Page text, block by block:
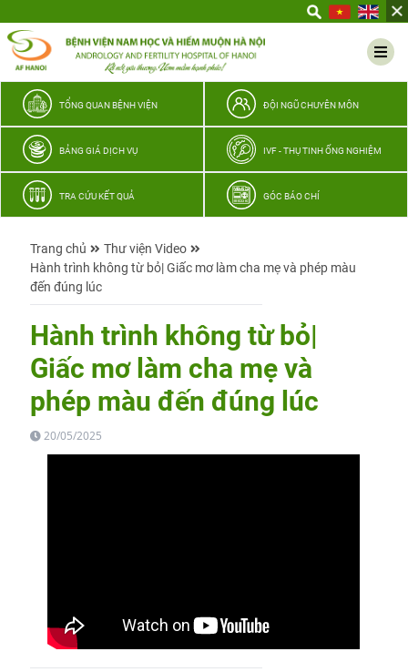
thương
TỔNG QUAN BỆNH VIỆN ĐỘI NGŨ CHUYÊN MÔN
BẢNG GIÁ DỊCH VỤ IVF - THỤ TINH ỐNG NGHIỆM
TRA CỨU KẾT QUẢ GÓC BÁO CHÍ
Trang chủ
Thư viện Video
Hành trình không từ bỏ| Giấc mơ làm cha mẹ và phép màu
đến đúng lúc
Hành trình không từ bỏ|
Giấc mơ làm cha mẹ và
phép màu đến đúng lúc
20/05/2025